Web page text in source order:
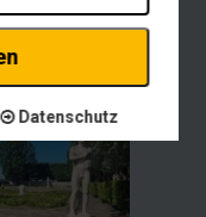
Datenschutz